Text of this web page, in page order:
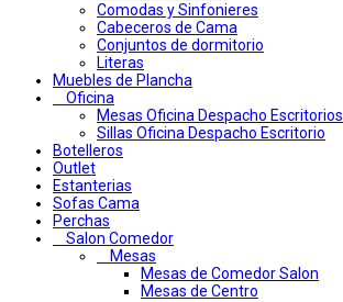
Comodas y Sinfonieres
Cabeceros de Cama
Conjuntos de dormitorio
Literas
Muebles de Plancha
Oficina
Mesas Oficina Despacho Escritorios
Sillas Oficina Despacho Escritorio
Botelleros
Outlet
Estanterias
Sofas Cama
Perchas
Salon Comedor
Mesas
Mesas de Comedor Salon
Mesas de Centro